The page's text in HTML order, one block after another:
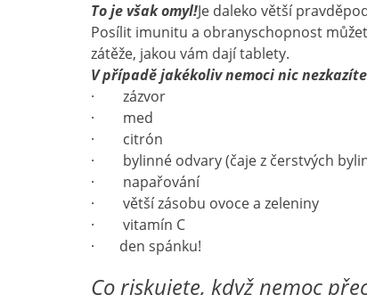
To je však omyl!Je daleko větší
Posílit imunitu a obranyschopnost
zátěže, jakou vám dají tablety.
V případě jakékoliv nemoci nic
· zázvor
· med
· citrón
· bylinné odvary (čaje z čerstvých
· napařování
· větší zásobu ovoce a zeleniny
· vitamín C
· den spánku!
Co riskujete, když nemoc